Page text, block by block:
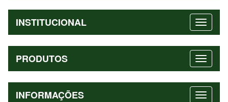
INSTITUCIONAL
PRODUTOS
INFORMAÇÕES